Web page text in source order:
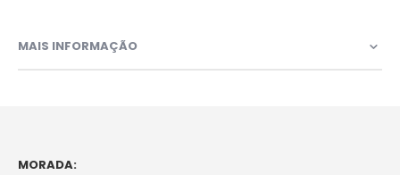
MAIS INFORMAÇÃO
MORADA: